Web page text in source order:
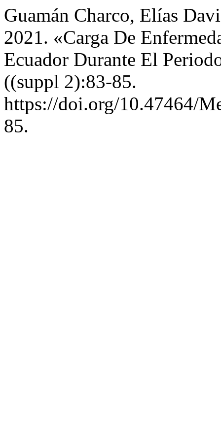
Guamán Charco, Elías
2021. «Carga De
Ecuador Durante El
((suppl 2):83-85.
https://doi.org/10.47464/
85.